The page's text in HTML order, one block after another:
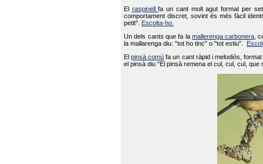
El raspinellfa un cant molt agut format per
comportament discret, sovint és més fàcil
petit".
Escolta-ho.
Un dels cants que fa la mallerenga carbonera ,
la mallarenga diu: "tot ho tinc" o "tot estiu".
Elpinsà comú fa un cant ràpid i melodiós,
el pinsà diu "El pinsà remena el cul, cul, cul,